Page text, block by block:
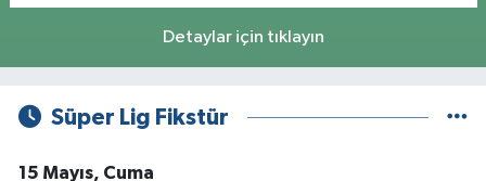
Detaylar için tıklayın
Süper Lig Fikstür
15 Mayıs, Cuma